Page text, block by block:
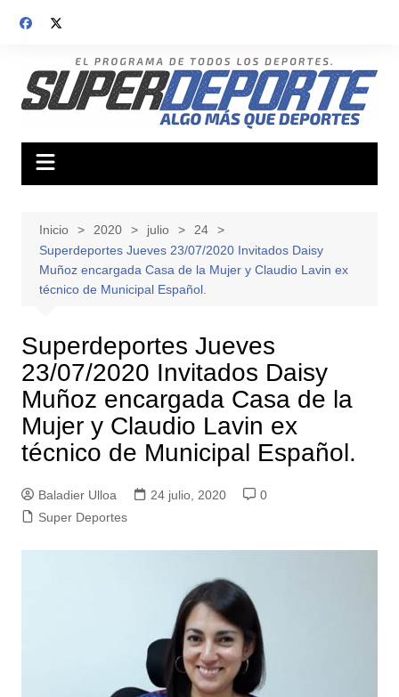
Inicio 2020 julio
24
Superdeportes Jueves 23/07/2020 Invitados Daisy
Muñoz encargada Casa de la Mujer y Claudio Lavin ex
técnico de Municipal Español.
Superdeportes Jueves
23/07/2020 Invitados Daisy
Muñoz encargada Casa de la
Mujer y Claudio Lavin ex
técnico de Municipal Español.
Baladier Ulloa 24 julio, 2020
0
Super Deportes